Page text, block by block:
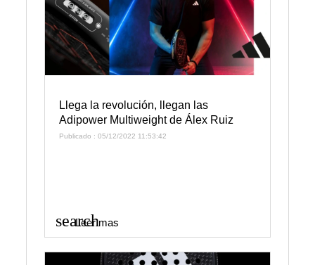
Llega la revolución, llegan las
Adipower Multiweight de Álex Ruiz
Publicado : 05/12/2022 11:53:42
search
Leer mas